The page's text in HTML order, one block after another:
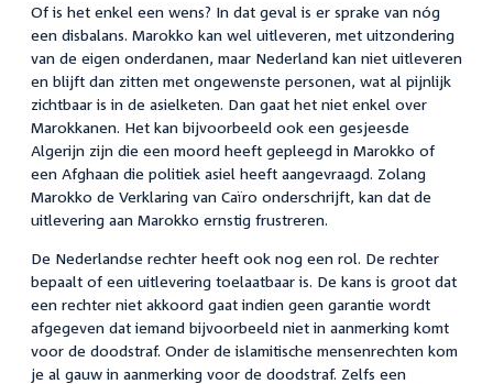
Of is het enkel een wens? In dat geval is er sprake van nóg
een disbalans. Marokko kan wel uitleveren, met uitzondering
van de eigen onderdanen, maar Nederland kan niet uitleveren
en blijft dan zitten met ongewenste personen, wat al pijnlijk
zichtbaar is in de asielketen. Dan gaat het niet enkel over
Marokkanen. Het kan bijvoorbeeld ook een gesjeesde
Algerijn zijn die een moord heeft gepleegd in Marokko of
een Afghaan die politiek asiel heeft aangevraagd. Zolang
Marokko de Verklaring van Caïro onderschrijft, kan dat de
uitlevering aan Marokko ernstig frustreren.
De Nederlandse rechter heeft ook nog een rol. De rechter
bepaalt of een uitlevering toelaatbaar is. De kans is groot dat
een rechter niet akkoord gaat indien geen garantie wordt
afgegeven dat iemand bijvoorbeeld niet in aanmerking komt
voor de doodstraf. Onder de islamitische mensenrechten kom
je al gauw in aanmerking voor de doodstraf. Zelfs een